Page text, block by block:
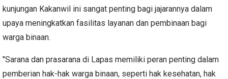
kunjungan Kakanwil ini sangat penting bagi jajarannya dalam
upaya meningkatkan fasilitas layanan dan pembinaan bagi
warga binaan.
"Sarana dan prasarana di Lapas memiliki peran penting dalam
pemberian hak-hak warga binaan, seperti hak kesehatan, hak